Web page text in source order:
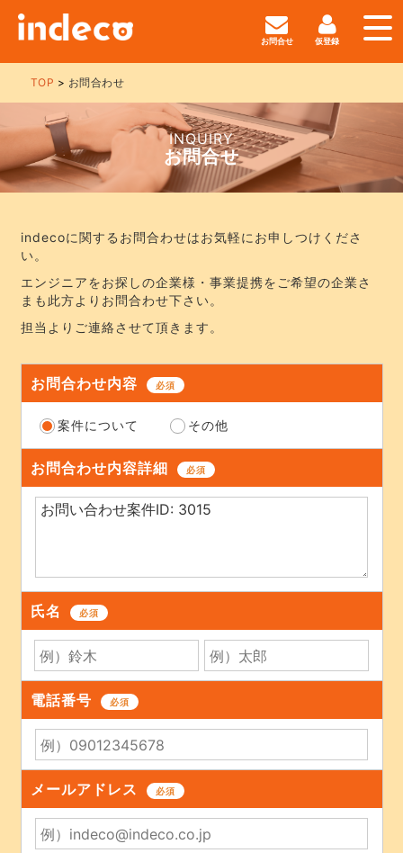
お問合せ 仮登録
TOP お問合わせ
INQUIRY
お問合せ
indecoに関するお問合わせはお気軽にお申しつけくださ
い。
エンジニアをお探しの企業様・事業提携をご希望の企業さ
まも此方よりお問合わせ下さい。
担当よりご連絡させて頂きます。
お問合わせ内容 必須
案件について その他
お問合わせ内容詳細 必須
氏名 必須
電話番号 必須
メールアドレス 必須